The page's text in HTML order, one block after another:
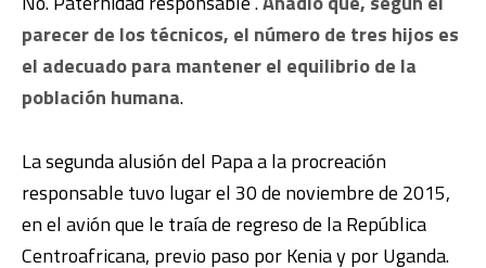
parecer de los técnicos, el número de tres hijos es
el adecuado para mantener el equilibrio de la
población humana.
La segunda alusión del Papa a la procreación
responsable tuvo lugar el 30 de noviembre de 2015,
en el avión que le traía de regreso de la República
Centroafricana, previo paso por Kenia y por Uganda.